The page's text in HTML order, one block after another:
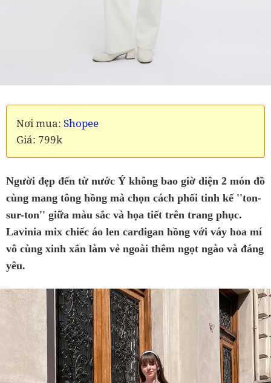
Nơi mua: Shopee
Giá: 799k
Người đẹp đến từ nước Ý không bao giờ diện 2 món đồ
cùng mang tông hồng mà chọn cách phối tinh kế ''ton-
sur-ton'' giữa màu sắc và họa tiết trên trang phục.
Lavinia mix chiếc áo len cardigan hồng với váy hoa mí
vô cùng xinh xắn làm vẻ ngoài thêm ngọt ngào và đáng
yêu.